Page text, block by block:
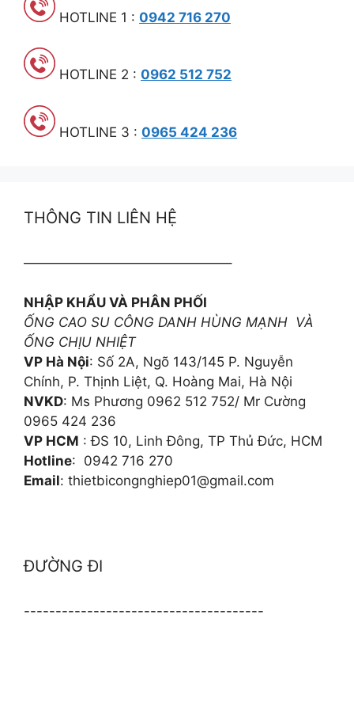
HOTLINE 1 : 0942 716 270
HOTLINE 2 : 0962 512 752
HOTLINE 3 : 0965 424 236
THÔNG TIN LIÊN HỆ
———————————————–
NHẬP KHẨU VÀ PHÂN PHỐI
ỐNG CAO SU CÔNG DANH HÙNG MẠNH VÀ
ỐNG CHỊU NHIỆT
VP Hà Nội: Số 2A, Ngõ 143/145 P. Nguyễn
Chính, P. Thịnh Liệt, Q. Hoàng Mai, Hà Nội
NVKD: Ms Phương 0962 512 752/ Mr Cường
0965 424 236
VP HCM : ĐS 10, Linh Đông, TP Thủ Đức, HCM
Hotline: 0942 716 270
Email: thietbicongnghiep01@gmail.com
ĐƯỜNG ĐI
--------------------------------------